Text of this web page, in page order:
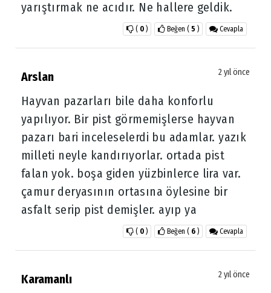
yarıştırmak ne acıdır. Ne hallere geldik.
Cevapla
Beğen ( 5 )
( 0 )
Arslan 2 yıl önce
Hayvan pazarları bile daha konforlu
yapılıyor. Bir pist görmemişlerse hayvan
pazarı bari inceleselerdi bu adamlar. yazık
milleti neyle kandırıyorlar. ortada pist
falan yok. boşa giden yüzbinlerce lira var.
çamur deryasının ortasına öylesine bir
asfalt serip pist demişler. ayıp ya
Cevapla
Beğen ( 6 )
( 0 )
Karamanlı 2 yıl önce